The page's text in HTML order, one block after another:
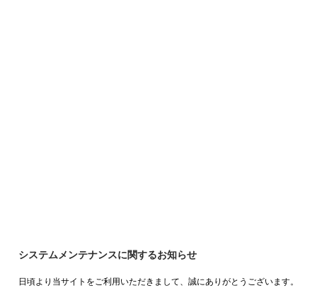
システムメンテナンスに関するお知らせ
日頃より当サイトをご利用いただきまして、誠にありがとうございます。